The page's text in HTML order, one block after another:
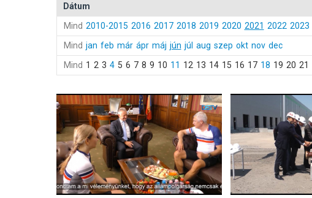
Dátum
Mind 2010-2015 2016 2017 2018 2019 2020 2021 2022 2023
Mind jan feb már ápr máj jún júl aug szep okt nov dec
Mind 1 2 3 4 5 6 7 8 9 10 11 12 13 14 15 16 17 18 19 20 21